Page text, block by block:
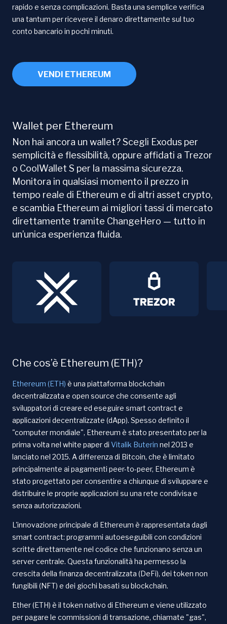
rapido e senza complicazioni. Basta una semplice verifica
una tantum per ricevere il denaro direttamente sul tuo
conto bancario in pochi minuti.
VENDI ETHEREUM
Wallet per Ethereum
Non hai ancora un wallet? Scegli Exodus per
semplicità e flessibilità, oppure affidati a Trezor
o CoolWallet S per la massima sicurezza.
Monitora in qualsiasi momento il prezzo in
tempo reale di Ethereum e di altri asset crypto,
e scambia Ethereum ai migliori tassi di mercato
direttamente tramite ChangeHero — tutto in
un’unica esperienza fluida.
Che cos’è Ethereum (ETH)?
Ethereum (ETH) è una piattaforma blockchain
decentralizzata e open source che consente agli
sviluppatori di creare ed eseguire smart contract e
applicazioni decentralizzate (dApp). Spesso definito il
"computer mondiale", Ethereum è stato presentato per la
prima volta nel white paper di Vitalik Buterin nel 2013 e
lanciato nel 2015. A differenza di Bitcoin, che è limitato
principalmente ai pagamenti peer-to-peer, Ethereum è
stato progettato per consentire a chiunque di sviluppare e
distribuire le proprie applicazioni su una rete condivisa e
senza autorizzazioni.
L'innovazione principale di Ethereum è rappresentata dagli
smart contract: programmi autoeseguibili con condizioni
scritte direttamente nel codice che funzionano senza un
server centrale. Questa funzionalità ha permesso la
crescita della finanza decentralizzata (DeFi), dei token non
fungibili (NFT) e dei giochi basati su blockchain.
Ether (ETH) è il token nativo di Ethereum e viene utilizzato
per pagare le commissioni di transazione, chiamate "gas",